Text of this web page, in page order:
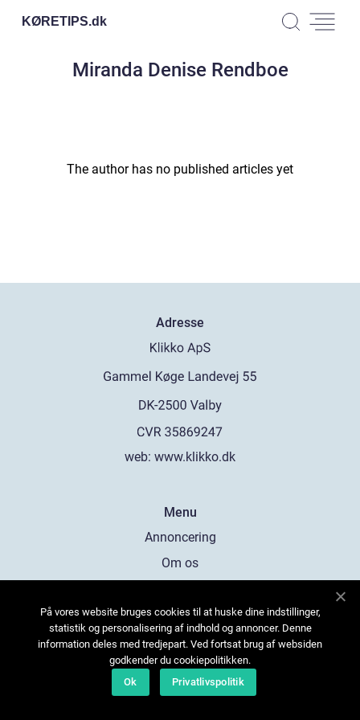
KØRETIPS.dk
Miranda Denise Rendboe
The author has no published articles yet
Adresse
web: www.klikko.dk
Menu
Annoncering
Om os
Kontakt os
Sitemap
På vores website bruges cookies til at huske dine indstillinger,
statistik og personalisering af indhold og annoncer. Denne
information deles med tredjepart. Ved fortsat brug af websiden
godkender du cookiepolitikken.
Ok
Privatlivspolitik